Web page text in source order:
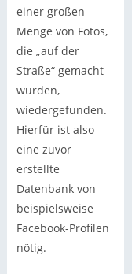
einer großen
Menge von Fotos,
die „auf der
Straße“ gemacht
wurden,
wiedergefunden.
Hierfür ist also
eine zuvor
erstellte
Datenbank von
beispielsweise
Facebook-Profilen
nötig.